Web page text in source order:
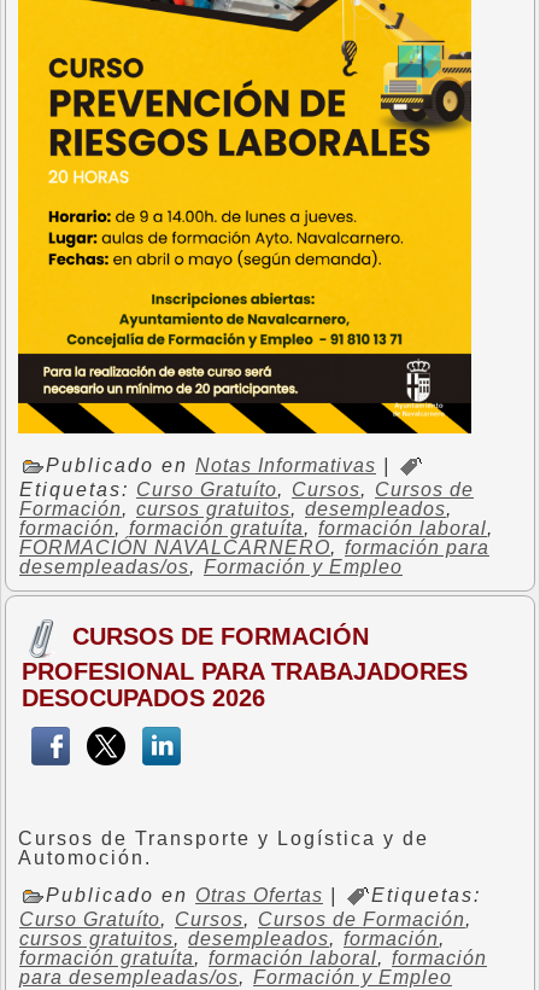
Publicado en Notas Informativas
Etiquetas: Curso Gratuíto, Cursos, Cursos de
Formación, cursos gratuitos, desempleados,
formación, formación gratuíta, formación laboral,
FORMACIÓN NAVALCARNERO, formación para
desempleadas/os, Formación y Empleo
CURSOS DE FORMACIÓN
PROFESIONAL PARA TRABAJADORES
DESOCUPADOS 2026
Cursos de Transporte y Logística y de
Automoción.
Publicado en Otras Ofertas
Etiquetas:
Curso Gratuíto, Cursos, Cursos de Formación,
cursos gratuitos, desempleados, formación,
formación gratuíta, formación laboral, formación
para desempleadas/os, Formación y Empleo